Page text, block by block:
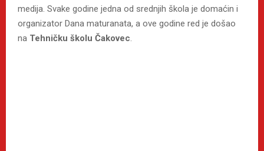
medija. Svake godine jedna od srednjih škola je domaćin i
organizator Dana maturanata, a ove godine red je došao
na Tehničku školu Čakovec